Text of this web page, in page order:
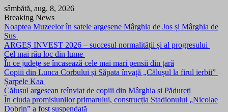
Skip
to
content
sâmbătă, aug. 8, 2026
Breaking News
Noaptea Muzeelor în satele argeșene Mârghia de Jos și Mârghia de
Sus
ARGEȘ INVEST 2026 – succesul normalității și al progresului
Cel mai rău loc din lume
În ce județe se încasează cele mai mari pensii din țară
Copiii din Lunca Corbului și Săpata învață „Călușul la firul ierbii”
Șarpele Kaa
Călușul argeșean reînviat de copiii din Mârghia și Pădureți
În ciuda promisiunilor primarului, construcția Stadionului „Nicolae
Dobrin” a fost suspendată